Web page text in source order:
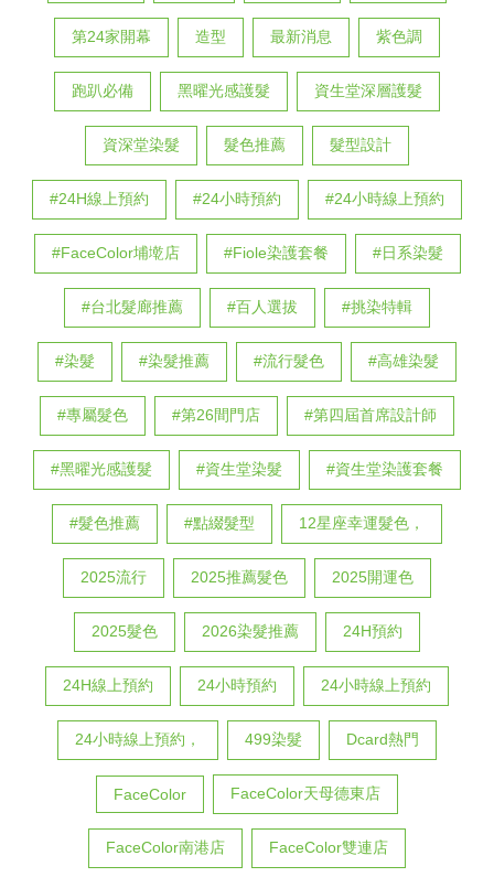
第24家開幕 造型 最新消息 紫色調
跑趴必備 黑曜光感護髮 資生堂深層護髮
資深堂染髮 髮色推薦 髮型設計
#24H線上預約 #24小時預約 #24小時線上預約
#FaceColor埔墘店 #Fiole染護套餐 #日系染髮
#台北髮廊推薦 #百人選拔 #挑染特輯
#染髮 #染髮推薦 #流行髮色 #高雄染髮
#專屬髮色 #第26間門店 #第四屆首席設計師
#黑曜光感護髮 #資生堂染髮 #資生堂染護套餐
#髮色推薦 #點綴髮型 12星座幸運髮色，
2025流行 2025推薦髮色 2025開運色
2025髮色 2026染髮推薦 24H預約
24H線上預約 24小時預約 24小時線上預約
24小時線上預約， 499染髮 Dcard熱門
FaceColor FaceColor天母德東店
FaceColor南港店 FaceColor雙連店